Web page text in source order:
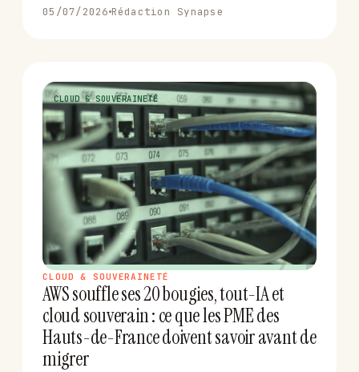
05/07/2026 Rédaction Synapse
A
CLOUD & SOUVERAINETÉ
CLOUD & SOUVERAINETÉ
AWS souffle ses 20 bougies, tout-IA et
cloud souverain : ce que les PME des
Hauts-de-France doivent savoir avant de
migrer